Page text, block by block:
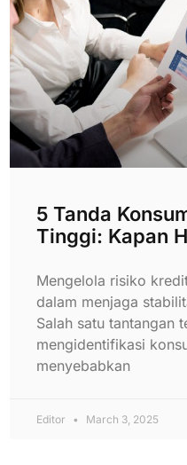
5 Tanda
Tinggi: Kapan
Mengelola risiko
dalam menjaga
Salah satu tantangan
mengidentifikasi
menyebabkan
Editor March 3, 2025